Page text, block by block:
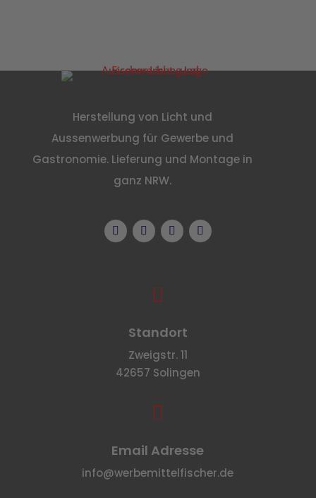
Herstellung von Licht und
Aussenwerbung für Gewerbe und
Gastronomie. Lieferung und Montage in
ganz NRW.

Standort
Zweigstr. 11
42657 Solingen

Email Adresse
info@werbemittelfischer.de